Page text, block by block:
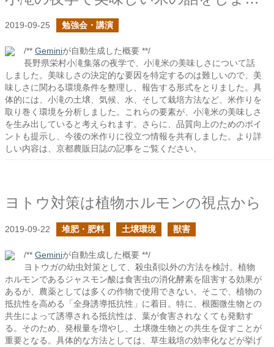
2019-09-25 勉強会・講演
/** Geminiが自動生成した概要 **/
長野県栄村小滝集落の夜学で、小滝米の美味しさについて話
しました。美味しさの決定的な要因を特定するのは難しいので、美
味しさに関わる環境条件を整理し、報告する形式をとりました。具
体的には、小滝の土壌、気候、水、そして栽培方法など、米作りを
取り巻く環境を分析しました。これらの要素が、小滝米の美味しさ
を生み出していると考えられます。さらに、品質向上のためのポイ
ントも提示し、今後の米作りに役立つ情報を共有しました。より詳
しい内容は、京都農販日誌の記事をご覧ください。
ヨトウ対策は植物ホルモンの視点から
2019-09-22 堆肥・肥料 土壌環境 獣害
/** Geminiが自動生成した概要 **/
ヨトウガの幼虫対策として、殺虫剤以外の方法を検討。植物
ホルモンであるジャスモン酸は食害虫の消化酵素を阻害する効果が
あるが、農薬としては多くの作物で使用できない。そこで、植物の
抵抗性を高める「全身誘導抵抗性」に着目。特に、根圏微生物との
共生によって誘導される抵抗性は、葉が食害されなくても発動す
る。そのため、発根量を増やし、土壌微生物との共生を促すことが
重要となる。具体的な方法としては、草生栽培の効率化などが挙げ